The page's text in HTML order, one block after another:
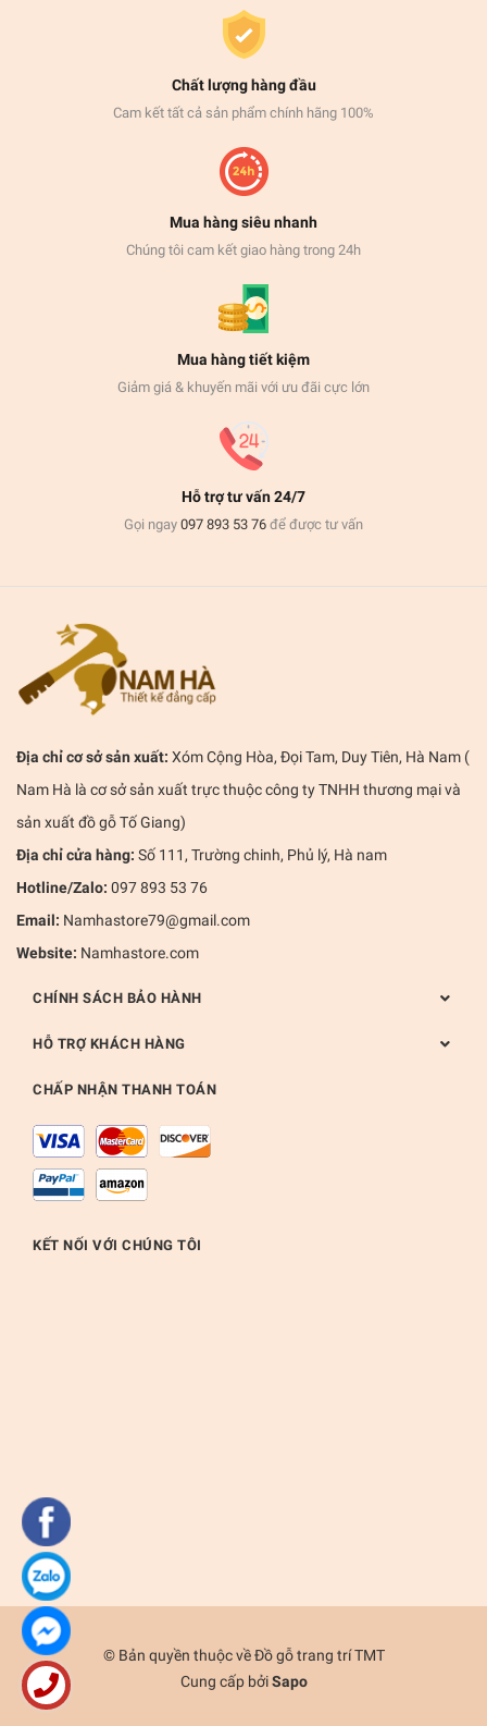
Chất lượng hàng đầu
Cam kết tất cả sản phẩm chính hãng 100%
Mua hàng siêu nhanh
Chúng tôi cam kết giao hàng trong 24h
Mua hàng tiết kiệm
Giảm giá & khuyến mãi với ưu đãi cực lớn
Hỗ trợ tư vấn 24/7
Gọi ngay 097 893 53 76 để được tư vấn
Địa chỉ cơ sở sản xuất: Xóm Cộng Hòa, Đọi Tam, Duy Tiên, Hà Nam (
Nam Hà là cơ sở sản xuất trực thuộc công ty TNHH thương mại và
sản xuất đồ gỗ Tố Giang)
Địa chỉ cửa hàng: Số 111, Trường chinh, Phủ lý, Hà nam
Hotline/Zalo: 097 893 53 76
Email: Namhastore79@gmail.com
Website: Namhastore.com
CHÍNH SÁCH BẢO HÀNH
HỖ TRỢ KHÁCH HÀNG
CHẤP NHẬN THANH TOÁN
KẾT NỐI VỚI CHÚNG TÔI
© Bản quyền thuộc vềĐồ gỗ trang trí TMT
Cung cấp bởi Sapo